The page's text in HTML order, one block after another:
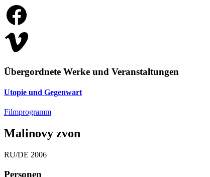
Übergordnete Werke und Veranstaltungen
Utopie und Gegenwart
Filmprogramm
Malinovy zvon
RU/DE 2006
Personen